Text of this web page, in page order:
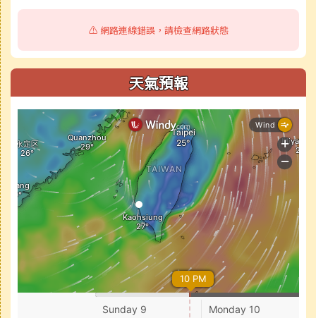
⚠️ 網路連線錯誤，請檢查網路狀態
天氣預報